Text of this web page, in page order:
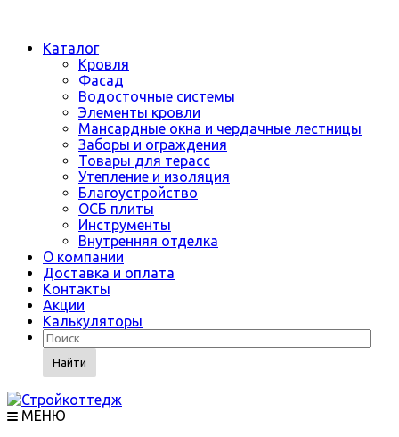
Каталог
Кровля
Фасад
Водосточные системы
Элементы кровли
Мансардные окна и чердачные лестницы
Заборы и ограждения
Товары для терасс
Утепление и изоляция
Благоустройство
ОСБ плиты
Инструменты
Внутренняя отделка
О компании
Доставка и оплата
Контакты
Акции
Калькуляторы
Найти
МЕНЮ